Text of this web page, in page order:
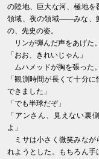
の陸地、巨大な河、極地
領域、夜の領域――みな、
の、先史の姿。
リンが弾んだ声をあげた。
「おお、きれいじゃん」
ムハメッドが胸を張った。
「観測時間が長くて十分
できました」
「でも半球だぞ」
「アンさん、見えない裏
よ」
ミサは小さく微笑みな
れようとした。もちろん手